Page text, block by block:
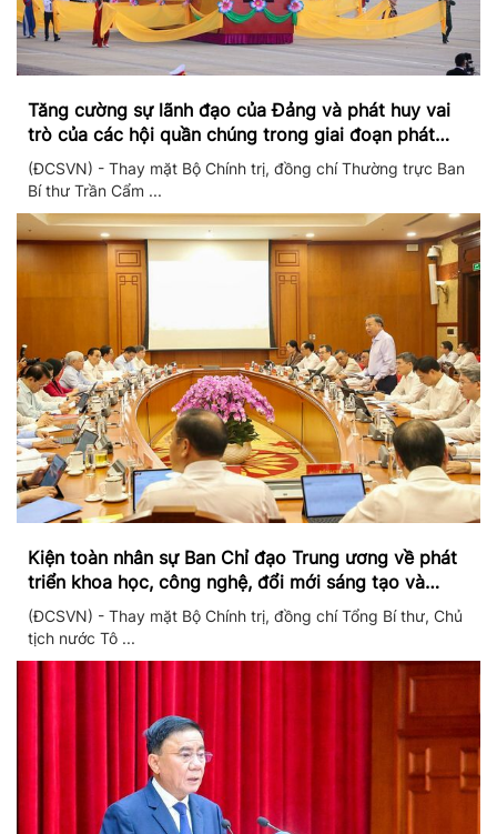
Tăng cường sự lãnh đạo của Đảng và phát huy vai
trò của các hội quần chúng trong giai đoạn phát
triển mới
(ĐCSVN) - Thay mặt Bộ Chính trị, đồng chí Thường trực Ban
Bí thư Trần Cẩm ...
Kiện toàn nhân sự Ban Chỉ đạo Trung ương về phát
triển khoa học, công nghệ, đổi mới sáng tạo và
chuyển đổi số
(ĐCSVN) - Thay mặt Bộ Chính trị, đồng chí Tổng Bí thư, Chủ
tịch nước Tô ...